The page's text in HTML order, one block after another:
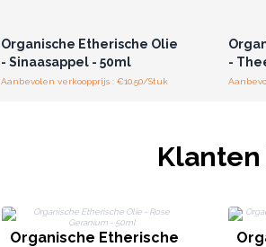
Organische Etherische Olie
- Sinaasappel - 50ml
Aanbevolen verkoopprijs : €10.50/Stuk
-
Organische Etherische